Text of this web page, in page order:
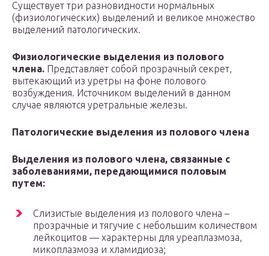
Существует три разновидности нормальных
(физиологических) выделений и великое множество
выделений патологических.
Физиологические выделения из полового
члена. Представляет собой прозрачный секрет,
вытекающий из уретры на фоне полового
возбуждения. Источником выделений в данном
случае являются уретральные железы.
Патологические выделения из полового члена
Выделения из полового члена, связанные с
заболеваниями, передающимися половым
путем:
Слизистые выделения из полового члена –
прозрачные и тягучие с небольшим количеством
лейкоцитов — характерны для уреаплазмоза,
микоплазмоза и хламидиоза;